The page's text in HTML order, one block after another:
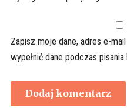
Zapisz moje dane, adres e-
wypełnić dane podczas